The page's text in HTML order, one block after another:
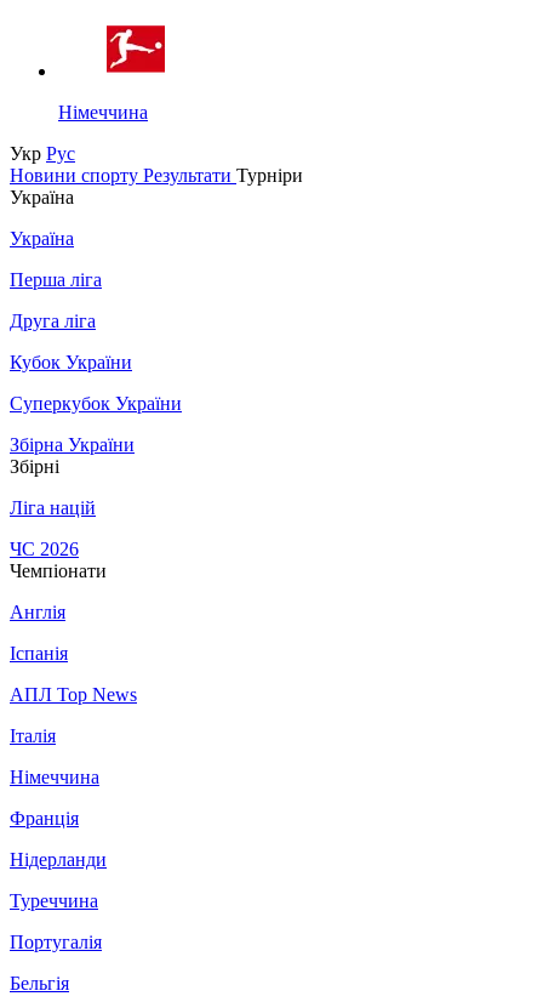
Німеччина
Укр Рус
Новини спорту Результати Турніри
Україна
Україна
Перша ліга
Друга ліга
Кубок України
Суперкубок України
Збірна України
Збірні
Ліга націй
ЧС 2026
Чемпіонати
Англія
Іспанія
АПЛ Top News
Італія
Німеччина
Франція
Нідерланди
Туреччина
Португалія
Бельгія